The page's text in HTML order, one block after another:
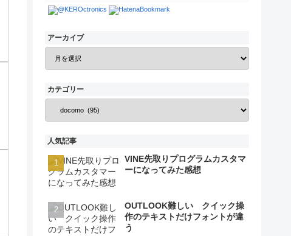
アーカイブ
カテゴリー
人気記事
VINE先取りプログラムカスタマ
ーになってみた感想
OUTLOOK難しい クイック操
作のテキストだけフォントが違
う